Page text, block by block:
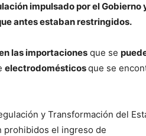
impulsado por el Gobierno
antes estaban restringidos.
las importaciones que se
electrodomésticosque se
y Transformación del
prohibidos el ingreso de